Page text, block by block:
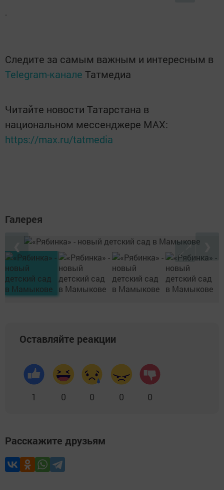
.
Следите за самым важным и интересным в
Telegram-канале Татмедиа
Читайте новости Татарстана в
национальном мессенджере MАХ:
https://max.ru/tatmedia
Галерея
Оставляйте реакции
1 0 0 0 0
Расскажите друзьям